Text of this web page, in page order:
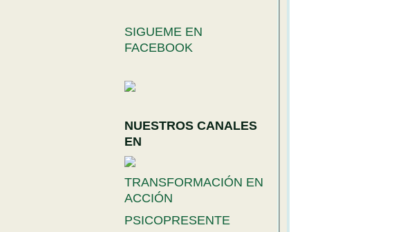
SIGUEME EN
FACEBOOK
NUESTROS CANALES
EN
TRANSFORMACIÓN EN
ACCIÓN
PSICOPRESENTE